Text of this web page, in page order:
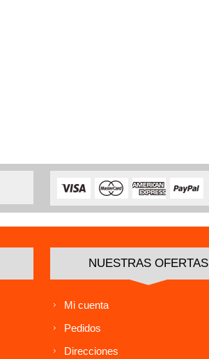
NUESTRAS OFERTAS
Mi cuenta
Pedidos
Direcciones